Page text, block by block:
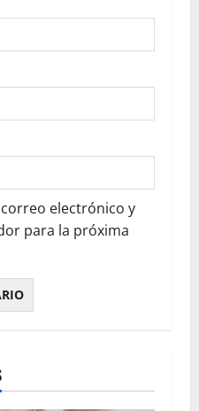
electrónico y
para la próxima